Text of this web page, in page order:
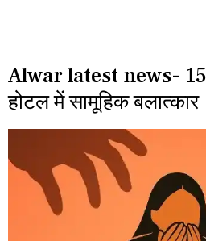
Alwar latest news- 15
होटल में सामूहिक बलात्कार